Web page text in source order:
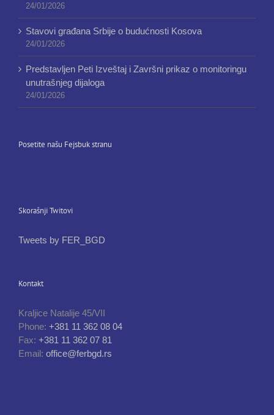
24/01/2026
Stavovi građana Srbije o budućnosti Kosova
24/01/2026
Predstavljen Peti Izveštaj i Završni prikaz o monitoringu
unutrašnjeg dijaloga
24/01/2026
Posetite našu Fejsbuk stranu
Skorašnji Twitovi
Tweets by FER_BGD
Kontakt
Kraljice Natalije 45/VII
Phone: +381 11 362 08 04
Fax: +381 11 362 07 81
Email: office@ferbgd.rs